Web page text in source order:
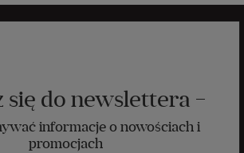
się do newslettera
informacje o nowościach i
promocjach